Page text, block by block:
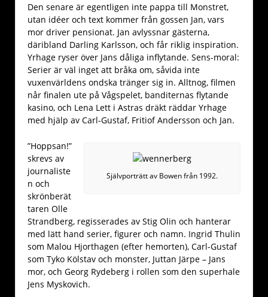
Den senare är egentligen inte pappa till Monstret,
utan idéer och text kommer från gossen Jan, vars
mor driver pensionat. Jan avlyssnar gästerna,
däribland Darling Karlsson, och får riklig inspiration.
Yrhage ryser över Jans dåliga inflytande. Sens-moral:
Serier är väl inget att bråka om, såvida inte
vuxenvärldens ondska tränger sig in. Alltnog, filmen
når finalen ute på Vågspelet, banditernas flytande
kasino, och Lena Lett i Astras dräkt räddar Yrhage
med hjälp av Carl-Gustaf, Fritiof Andersson och Jan.
Självporträtt av Bowen från 1992.
”Hoppsan!”
skrevs av
journaliste
n och
skrönberät
taren Olle
Strandberg, regisserades av Stig Olin och hanterar
med lätt hand serier, figurer och namn. Ingrid Thulin
som Malou Hjorthagen (efter hemorten), Carl-Gustaf
som Tyko Kölstav och monster, Juttan Järpe – Jans
mor, och Georg Rydeberg i rollen som den superhale
Jens Myskovich.